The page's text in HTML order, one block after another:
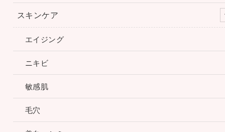
スキンケア
エイジング
ニキビ
敏感肌
毛穴